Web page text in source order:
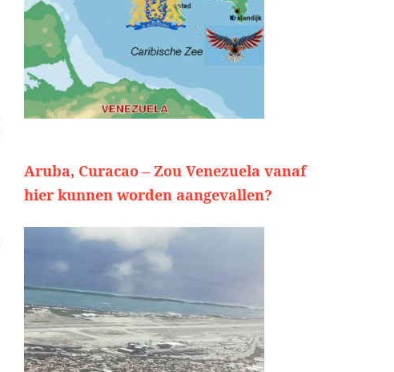
Aruba, Curacao – Zou Venezuela vanaf
hier kunnen worden aangevallen?